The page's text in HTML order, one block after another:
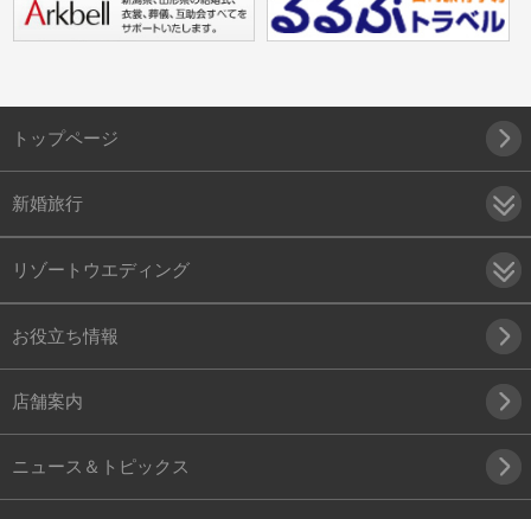
トップページ
新婚旅行
リゾートウエディング
お役立ち情報
店舗案内
ニュース＆トピックス